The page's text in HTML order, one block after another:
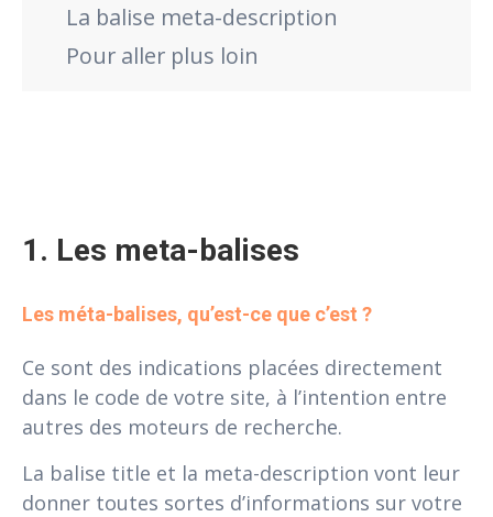
La balise meta-description
Pour aller plus loin
1. Les meta-balises
Les méta-balises, qu’est-ce que c’est ?
Ce sont des indications placées directement
dans le code de votre site, à l’intention entre
autres des moteurs de recherche.
La balise title et la meta-description vont leur
donner toutes sortes d’informations sur votre